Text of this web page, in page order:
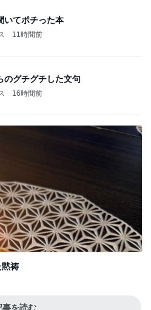
かかる不用品の値段
9時間前
んだ美味しい麻辣湯
1日前
念にヴァンクリ
1日前